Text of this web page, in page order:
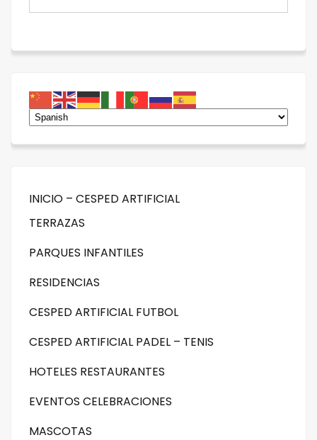
INICIO – CESPED ARTIFICIAL
TERRAZAS
PARQUES INFANTILES
RESIDENCIAS
CESPED ARTIFICIAL FUTBOL
CESPED ARTIFICIAL PADEL – TENIS
HOTELES RESTAURANTES
EVENTOS CELEBRACIONES
MASCOTAS